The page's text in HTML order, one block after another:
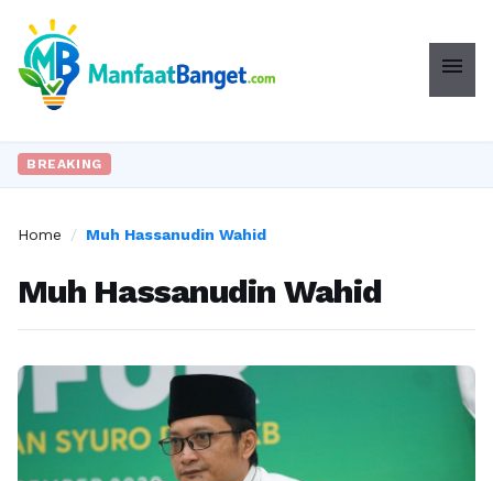
menu
BREAKING
Home / Muh Hassanudin Wahid
Muh Hassanudin Wahid